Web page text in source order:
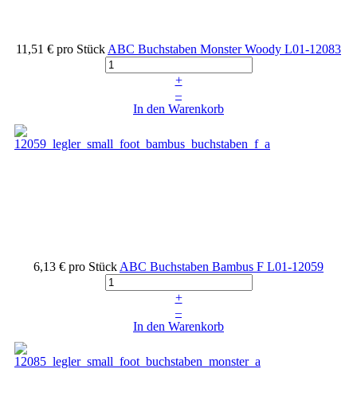
11,51 € pro Stück ABC Buchstaben Monster Woody L01-12083
+
–
In den Warenkorb
6,13 € pro Stück ABC Buchstaben Bambus F L01-12059
+
–
In den Warenkorb